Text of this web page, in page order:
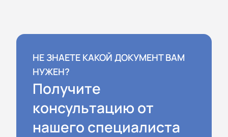
НЕ ЗНАЕТЕ КАКОЙ ДОКУМЕНТ ВАМ
НУЖЕН?
Получите
консультацию от
нашего специалиста